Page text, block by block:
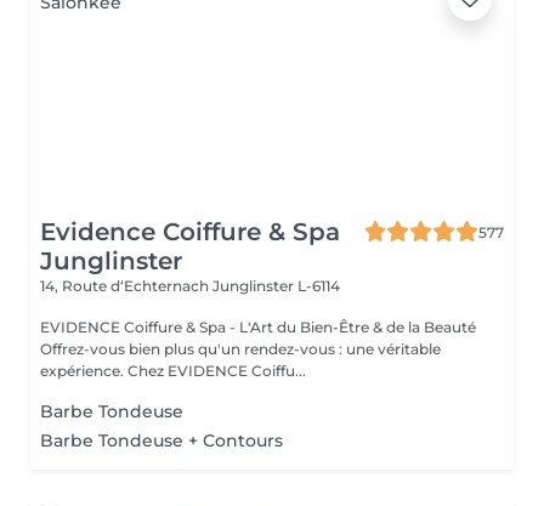
Evidence Coiffure & Spa
Junglinster
577
14, Route d‘Echternach Junglinster L-6114
EVIDENCE Coiffure & Spa - L'Art du Bien-Être & de la Beauté
Offrez-vous bien plus qu'un rendez-vous : une véritable
expérience. Chez EVIDENCE Coiffu...
Barbe Tondeuse
Barbe Tondeuse + Contours